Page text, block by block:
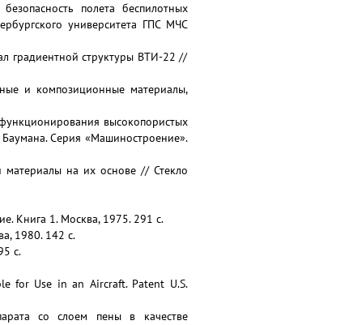
полета беспилотных
университета ГПС МЧС
градиентной структуры ВТИ-22 //
и композиционные материалы,
высокопористых
Серия «Машиностроение».
на их основе // Стекло
Книга 1. Москва, 1975. 291 с.
1980. 142 с.
с.
for Use in an Aircraft. Patent U.S.
со слоем пены в качестве